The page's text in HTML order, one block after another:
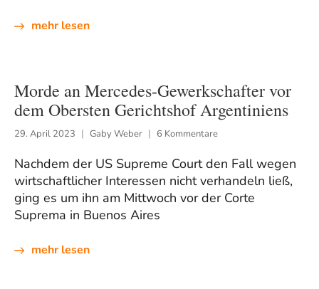
mehr lesen
Morde an Mercedes-Gewerkschafter vor
dem Obersten Gerichtshof Argentiniens
29. April 2023 Gaby Weber 6 Kommentare
Nachdem der US Supreme Court den Fall wegen
wirtschaftlicher Interessen nicht verhandeln ließ,
ging es um ihn am Mittwoch vor der Corte
Suprema in Buenos Aires
mehr lesen